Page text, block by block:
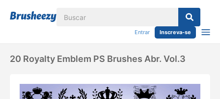
Entrar Inscreva-se
20 Royalty Emblem PS Brushes Abr. Vol.3